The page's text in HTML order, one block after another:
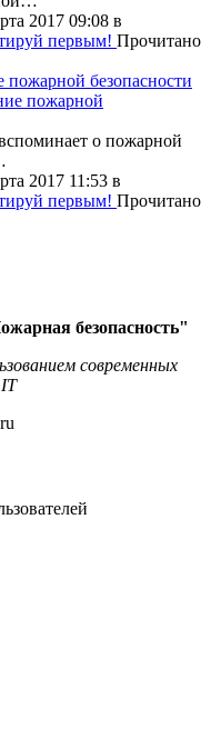
2017 09:08 в
первым! Прочитано
пожарной безопасности
о пожарной
2017 11:53 в
первым! Прочитано
безопасность"
современных